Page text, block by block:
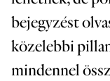
bejegyzést
közelebbi
mindennel